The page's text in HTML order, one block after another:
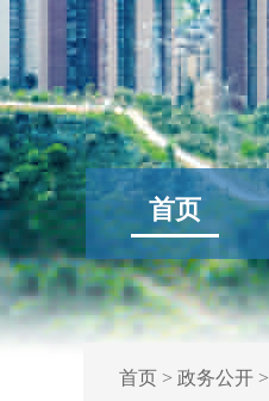
首页
首页> 政务公开>